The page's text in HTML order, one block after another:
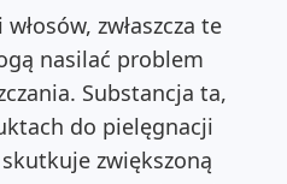
zwłaszcza te
nasilać problem
Substancja ta,
do pielęgnacji
zwiększoną